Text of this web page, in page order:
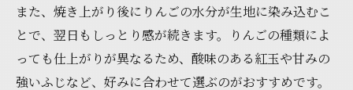
アップルとシナモンの断面を美しく魅せる
工夫
ケーキの特別感を演出する盛り付けポイン
また、焼き上がり後にりんごの水分が生地に染み込むこ
とで、翌日もしっとり感が続きます。りんごの種類によ
っても仕上がりが異なるため、酸味のある紅玉や甘みの
強いふじなど、好みに合わせて選ぶのがおすすめです。